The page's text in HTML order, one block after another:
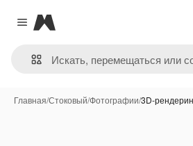
Close menu
Magnific
Главная/Стоковый/Фотографии/3D-